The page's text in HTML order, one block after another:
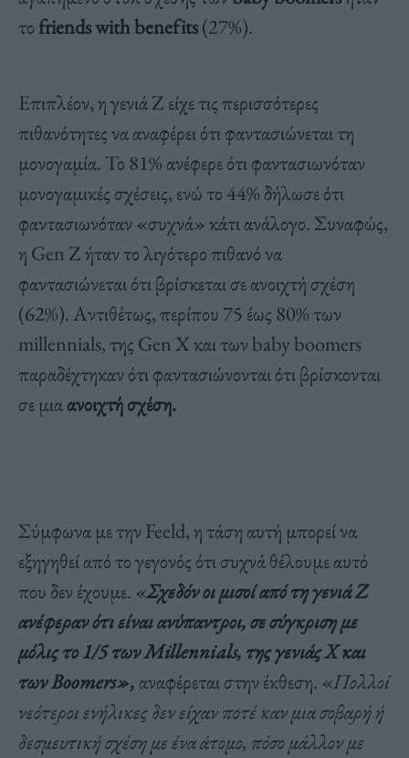
τοfriends with benefits(27%).
Επιπλέον, η γενιά Z είχε τις περισσότερες
πιθανότητες να αναφέρει ότι φαντασιώνεται τη
μονογαμία. Το 81% ανέφερε ότι φαντασιωνόταν
μονογαμικές σχέσεις, ενώ το 44% δήλωσε ότι
φαντασιωνόταν «συχνά» κάτι ανάλογο. Συναφώς,
η Gen Z ήταν το λιγότερο πιθανό να
φαντασιώνεται ότι βρίσκεται σε ανοιχτή σχέση
(62%). Αντιθέτως, περίπου 75 έως 80% των
millennials, της Gen X και των baby boomers
παραδέχτηκαν ότι φαντασιώνονται ότι βρίσκονται
σε μιαανοιχτή σχέση.
Σύμφωνα με την Feeld, η τάση αυτή μπορεί να
εξηγηθεί από το γεγονός ότι συχνά θέλουμε αυτό
που δεν έχουμε. «Σχεδόν οι μισοί από τη γενιά Z
ανέφεραν ότι είναι ανύπαντροι, σε σύγκριση με
μόλις το 1/5 των Millennials, της γενιάς X και
των Boomers», αναφέρεται στην έκθεση. «Πολλοί
νεότεροι ενήλικες δεν είχαν ποτέ καν μια σοβαρή ή
δεσμευτική σχέση με ένα άτομο, πόσο μάλλον με